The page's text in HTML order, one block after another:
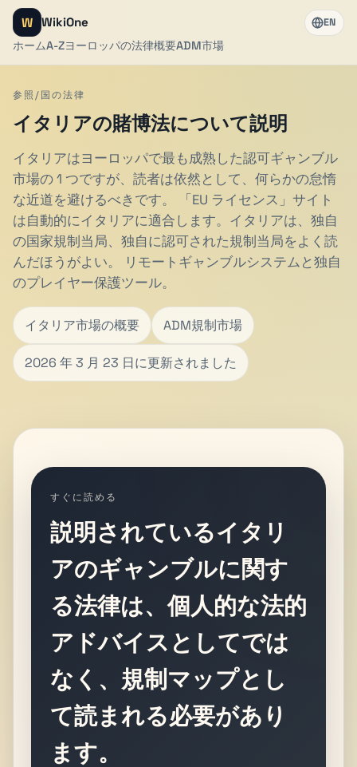
W WikiOne
ホームA-Zヨーロッパの法律概要ADM市場
EN
参照/国の法律
イタリアの賭博法について説明
イタリアはヨーロッパで最も成熟した認可ギャンブル
市場の 1 つですが、読者は依然として、何らかの怠惰
な近道を避けるべきです。 「EU ライセンス」サイト
は自動的にイタリアに適合します。イタリアは、独自
の国家規制当局、独自に認可された規制当局をよく読
んだほうがよい。 リモートギャンブルシステムと独自
のプレイヤー保護ツール。
イタリア市場の概要 ADM規制市場
2026 年 3 月 23 日に更新されました
すぐに読める
説明されているイタリ
アのギャンブルに関す
る法律は、個人的な法的
アドバイスとしてでは
なく、規制マップとし
て読まれる必要があり
ます。